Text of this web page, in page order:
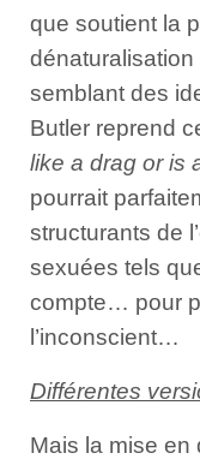
que soutient la
semblant des
Butler reprend
like a drag or is
pourrait
structurants de
sexuées tels
compte… pour
l’inconscient…
Différentes
Mais la mise en